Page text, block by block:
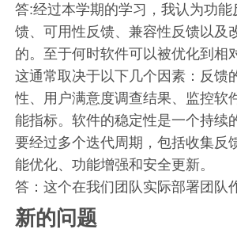
答:经过本学期的学习，我认为功能
馈、可用性反馈、兼容性反馈以及
的。至于何时软件可以被优化到相
这通常取决于以下几个因素：反馈
性、用户满意度调查结果、监控软
能指标。软件的稳定性是一个持续
要经过多个迭代周期，包括收集反
能优化、功能增强和安全更新。
答：这个在我们团队实际部署团队
新的问题